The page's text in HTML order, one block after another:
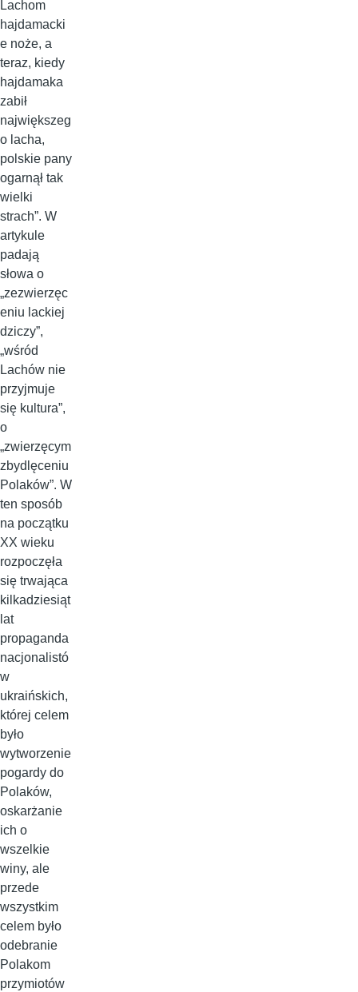
Lachom
hajdamacki
e noże, a
teraz, kiedy
hajdamaka
zabił
największeg
o lacha,
polskie pany
ogarnął tak
wielki
strach”. W
artykule
padają
słowa o
„zezwierzęc
eniu lackiej
dziczy”,
„wśród
Lachów nie
przyjmuje
się kultura”,
o
„zwierzęcym
zbydlęceniu
Polaków”. W
ten sposób
na początku
XX wieku
rozpoczęła
się trwająca
kilkadziesiąt
lat
propaganda
nacjonalistó
w
ukraińskich,
której celem
było
wytworzenie
pogardy do
Polaków,
oskarżanie
ich o
wszelkie
winy, ale
przede
wszystkim
celem było
odebranie
Polakom
przymiotów